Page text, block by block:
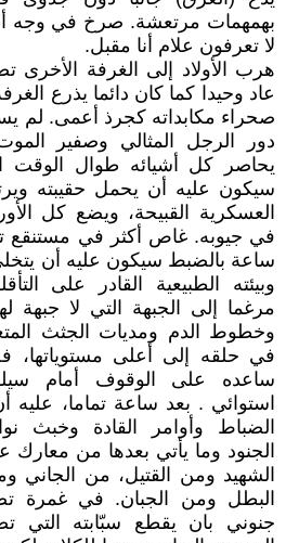
بهمهمات مرتعشة. صرخ في وجه
لا تعرفون علام أنا مقبل.
هرب الأولاد إلى الغرفة الأخرى
عاد وحيدا كما كان دائما يذرع
صحراء مكابداته كجرذ أعمى. لم
دور الرجل المثالي وصفير
يحاصر كل أشيائه طوال الوقت
سيكون عليه أن يحمل حقيبته
العسكرية القبيحة، ويضع كل
في جيوبه. غاص أكثر في مستنقع
ساعة بالضبط سيكون عليه أن
وبيئته الطبيعية القادر على
مرغما إلى الجبهة التي لا
وخطوط الدم ومديات الجثث
في حلقه إلى أعلى
ساعده على الوقوف أمام
استوائي . بعد ساعة تماما، عليه
الضباط وأوامر القادة وخبث
الجنود وما يأتي بعدها من معارك
الشهيد ومن القتيل، من الجاني
البطل ومن الجبان. في غمرة
جنوني بان يقطع سبّابته التي